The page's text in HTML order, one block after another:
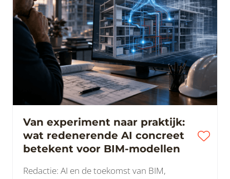
Van experiment naar praktijk:
wat redenerende AI concreet
betekent voor BIM-modellen
Redactie: AI en de toekomst van BIM,